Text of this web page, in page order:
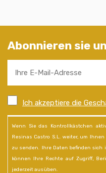
Abonnieren sie
Ich akzeptiere die
Wenn Sie das Kontrollkästchen
Resinas Castro S.L. weiter, um
zu senden. Ihre Daten befinden sich
können Ihre Rechte auf Zugriff,
jederzeit ausüben.